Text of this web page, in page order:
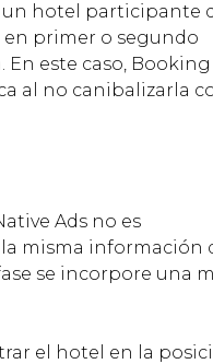
un hotel participante
primer o segundo
este caso, Booking
al no canibalizarla
Ads no es
misma información
se incorpore una
el hotel en la